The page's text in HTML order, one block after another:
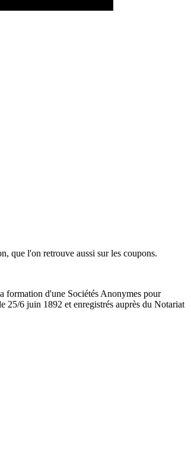
que l'on retrouve aussi sur les coupons.
formation d'une Sociétés Anonymes pour
25/6 juin 1892 et enregistrés auprès du Notariat